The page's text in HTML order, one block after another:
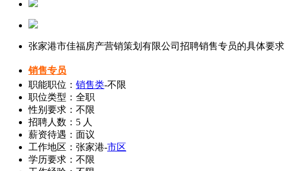
张家港市佳福房产营销策划有限公司招聘销售专员的具体要求
销售专员
职能职位： 销售类-不限
职位类型：全职
性别要求：不限
招聘人数：5 人
薪资待遇：面议
工作地区：张家港-市区
学历要求：不限